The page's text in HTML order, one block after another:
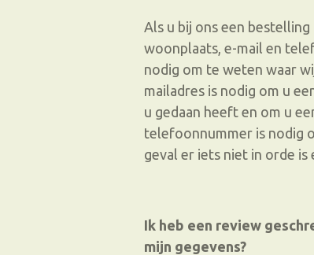
Als u bij ons een
woonplaats, e-mail en
nodig om te weten waar
mailadres is nodig om u
u gedaan heeft en om u
telefoonnummer is nodig
geval er iets niet in orde is
Ik heb een review
mijn gegevens?